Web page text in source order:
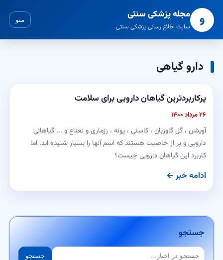
و مجله پزشکی سنتی
سایت اطلاع رسانی پزشکی سنتی
منو
دارو گیاهی
پرکاربردترین گیاهان دارویی برای سلامت
۲۶ مرداد ۱۴۰۰
آویشن ، گل گاوزبان ، کاسنی ، پونه ، رزماری و نعناع و ... گیاهانی
دارویی و پر از خاصیت هستند که اسم آنها را بسیار شنیده اید. اما
کاربرد این گیاهان دارویی چیست؟
ادامه خبر ←
جستجو
جستجو جستجو